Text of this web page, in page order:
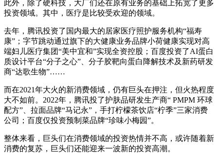
此外，除了硬科技，大厂们还在原有业务的基础上拓宽了更多
投资领域。其中，医疗是比较受欢迎的领域。
去年，腾讯投资了国内最大的居家医疗照护服务机构“福寿
康”；字节跳动通过旗下的大健康业务品牌小荷健康实现对高
端妇儿医疗集团“美中宜和”实现全资控股；百度投资了AI蛋白
质设计平台“分子之心”、分子胶靶向蛋白降解技术及新药研发
商“达歌生物”……
而在2021年大火的新消费领域，仍有巨头在押注，但火热程度
大不如前。2022年，腾讯投了护肤品研发生产商“ PMPM 环球
配方”、拉面品牌“马记永”，手打柠檬茶饮店“柠季”三家消费
公司；百度仅投资预制菜品牌“珍味小梅园”。
整体来看，巨头们在消费领域的投资热情并不高，或许随着新
消费的复苏，巨头们还能迎来一波新的投资高潮。